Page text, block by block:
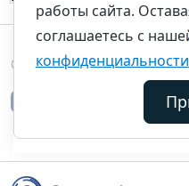
©thecommunity.ru 2026.
работы сайта.
соглашаетесь с
конфиденциальности